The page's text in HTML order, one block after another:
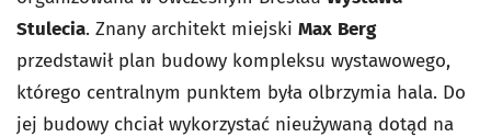
Stulecia. Znany architekt miejski Max Berg
przedstawił plan budowy kompleksu wystawowego,
którego centralnym punktem była olbrzymia hala. Do
jej budowy chciał wykorzystać nieużywaną dotąd na